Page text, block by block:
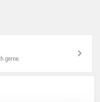
gerne.